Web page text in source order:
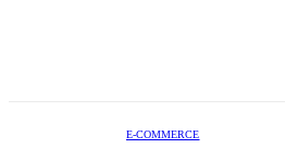
E-COMMERCE